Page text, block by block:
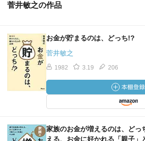
菅井敏之の作品
お金が貯まるのは、どっち!?
菅井敏之
1982 3.19 206
家族のお金が増えるのは、どっ
える、お金に好かれる「親子」